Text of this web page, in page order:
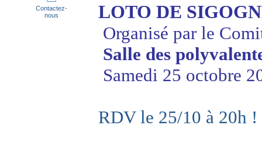
Contactez-
nous
LOTO DE
Organisé par le
Salle des
Samedi 25 octobre
RDV le 25/10 à 20h !